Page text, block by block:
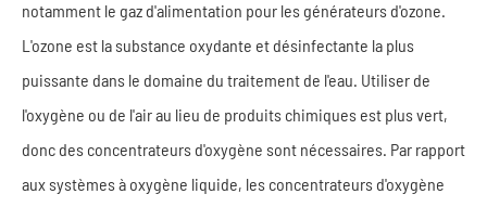
notamment le gaz d'alimentation pour les générateurs d'ozone.
L'ozone est la substance oxydante et désinfectante la plus
puissante dans le domaine du traitement de l'eau. Utiliser de
l'oxygène ou de l'air au lieu de produits chimiques est plus vert,
donc des concentrateurs d'oxygène sont nécessaires. Par rapport
aux systèmes à oxygène liquide, les concentrateurs d'oxygène